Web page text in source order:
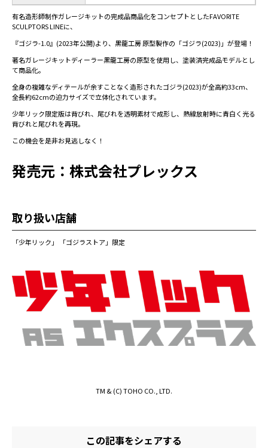
有名造形師制作ガレージキットの完成品商品化をコンセプトとしたFAVORITE
SCULPTORS LINEに、
『ゴジラ-1.0』(2023年公開)より、黒龍工房 原型製作の「ゴジラ(2023)」が登場！
著名ガレージキットディーラー黒龍工房の原型を使用し、塗装済完成品モデルとし
て商品化。
全身の複雑なディテールが余すことなく造形されたゴジラ(2023)が全高約33cm、
全長約62cmの迫力サイズで立体化されています。
少年リック限定版は背びれ、尾びれを透明素材で成形し、熱線放射時に青白く光る
背びれと尾びれを再現。
この機会を是非お見逃しなく！
発売元：株式会社プレックス
取り扱い店舗
「少年リック」 「ゴジラストア」限定
TM & (C) TOHO CO., LTD.
この記事をシェアする